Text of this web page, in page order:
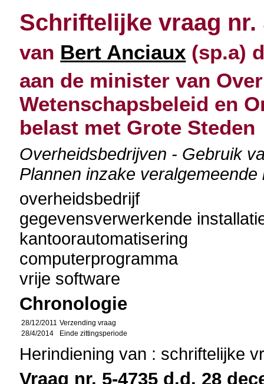
Schriftelijke vraag nr.
van Bert Anciaux (sp.a)
aan de minister van
Wetenschapsbeleid en
belast met Grote Steden
Overheidsbedrijven - Gebruik
Plannen inzake veralgemeende
overheidsbedrijf
gegevensverwerkende
kantoorautomatisering
computerprogramma
vrije software
Chronologie
28/12/2011 Verzending vraag
28/4/2014
Einde zittingsperiode
Herindiening van : schriftelijke
Vraag nr. 5-4735 d.d. 28